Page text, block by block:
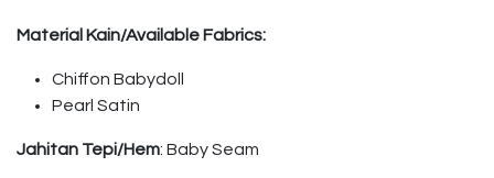
Material Kain/Available Fabrics:
Chiffon Babydoll
Pearl Satin
Jahitan Tepi/Hem: Baby Seam